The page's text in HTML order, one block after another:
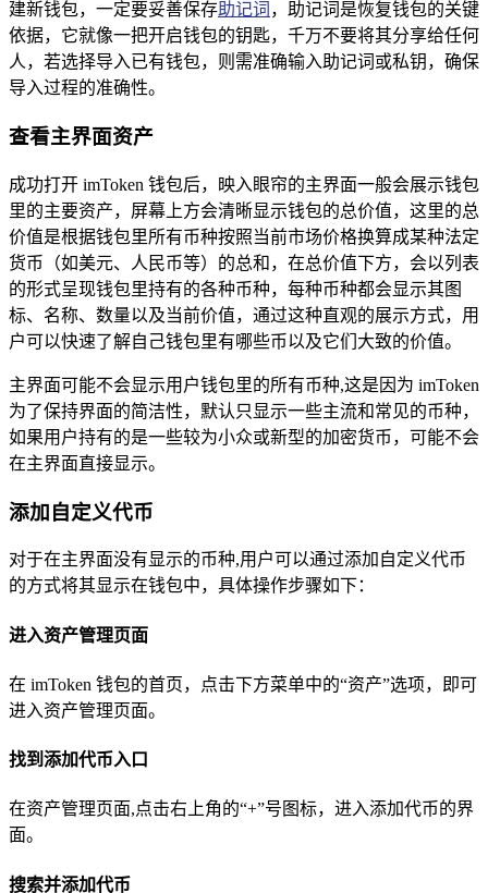
建新钱包，一定要妥善保存助记词 ，助记词是恢复钱包的关键
依据，它就像一把开启钱包的钥匙，千万不要将其分享给任何
人，若选择导入已有钱包，则需准确输入助记词或私钥，确保
导入过程的准确性。
查看主界面资产
成功打开 imToken 钱包后，映入眼帘的主界面一般会展示钱包
里的主要资产，屏幕上方会清晰显示钱包的总价值，这里的总
价值是根据钱包里所有币种按照当前市场价格换算成某种法定
货币（如美元、人民币等）的总和，在总价值下方，会以列表
的形式呈现钱包里持有的各种币种，每种币种都会显示其图
标、名称、数量以及当前价值，通过这种直观的展示方式，用
户可以快速了解自己钱包里有哪些币以及它们大致的价值。
主界面可能不会显示用户钱包里的所有币种,这是因为 imToken
为了保持界面的简洁性，默认只显示一些主流和常见的币种，
如果用户持有的是一些较为小众或新型的加密货币，可能不会
在主界面直接显示。
添加自定义代币
对于在主界面没有显示的币种,用户可以通过添加自定义代币
的方式将其显示在钱包中，具体操作步骤如下：
进入资产管理页面
在 imToken 钱包的首页，点击下方菜单中的“资产”选项，即可
进入资产管理页面。
找到添加代币入口
在资产管理页面,点击右上角的“+”号图标，进入添加代币的界
面。
搜索并添加代币